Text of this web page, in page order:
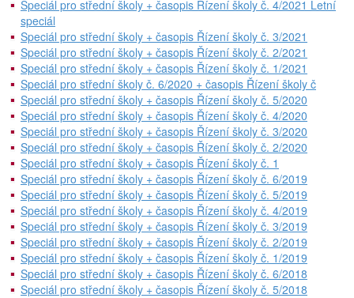
Speciál pro střední školy + časopis Řízení školy č. 4/2021 Letní
speciál
Speciál pro střední školy + časopis Řízení školy č. 3/2021
Speciál pro střední školy + časopis Řízení školy č. 2/2021
Speciál pro střední školy + časopis Řízení školy č. 1/2021
Speciál pro střední školy č. 6/2020 + časopis Řízení školy č
Speciál pro střední školy + časopis Řízení školy č. 5/2020
Speciál pro střední školy + časopis Řízení školy č. 4/2020
Speciál pro střední školy + časopis Řízení školy č. 3/2020
Speciál pro střední školy + časopis Řízení školy č. 2/2020
Speciál pro střední školy + časopis Řízení školy č. 1
Speciál pro střední školy + časopis Řízení školy č. 6/2019
Speciál pro střední školy + časopis Řízení školy č. 5/2019
Speciál pro střední školy + časopis Řízení školy č. 4/2019
Speciál pro střední školy + časopis Řízení školy č. 3/2019
Speciál pro střední školy + časopis Řízení školy č. 2/2019
Speciál pro střední školy + časopis Řízení školy č. 1/2019
Speciál pro střední školy + časopis Řízení školy č. 6/2018
Speciál pro střední školy + časopis Řízení školy č. 5/2018